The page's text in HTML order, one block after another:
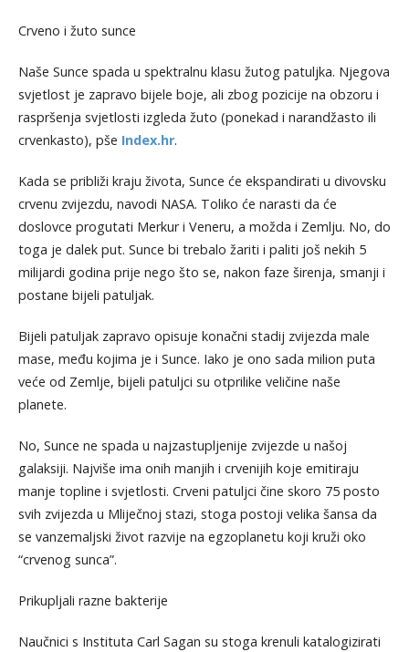
Crveno i žuto sunce
Naše Sunce spada u spektralnu klasu žutog patuljka. Njegova
svjetlost je zapravo bijele boje, ali zbog pozicije na obzoru i
raspršenja svjetlosti izgleda žuto (ponekad i narandžasto ili
crvenkasto), pše Index.hr.
Kada se približi kraju života, Sunce će ekspandirati u divovsku
crvenu zvijezdu, navodi NASA. Toliko će narasti da će
doslovce progutati Merkur i Veneru, a možda i Zemlju. No, do
toga je dalek put. Sunce bi trebalo žariti i paliti još nekih 5
milijardi godina prije nego što se, nakon faze širenja, smanji i
postane bijeli patuljak.
Bijeli patuljak zapravo opisuje konačni stadij zvijezda male
mase, među kojima je i Sunce. Iako je ono sada milion puta
veće od Zemlje, bijeli patuljci su otprilike veličine naše
planete.
No, Sunce ne spada u najzastupljenije zvijezde u našoj
galaksiji. Najviše ima onih manjih i crvenijih koje emitiraju
manje topline i svjetlosti. Crveni patuljci čine skoro 75 posto
svih zvijezda u Mliječnoj stazi, stoga postoji velika šansa da
se vanzemaljski život razvije na egzoplanetu koji kruži oko
“crvenog sunca”.
Prikupljali razne bakterije
Naučnici s Instituta Carl Sagan su stoga krenuli katalogizirati